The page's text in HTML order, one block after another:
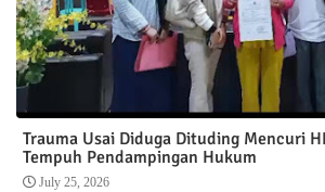
Trauma Usai Diduga Dituding Mencuri
Tempuh Pendampingan Hukum
July 25, 2026